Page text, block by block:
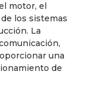
motor, el
los sistemas
La
una
de